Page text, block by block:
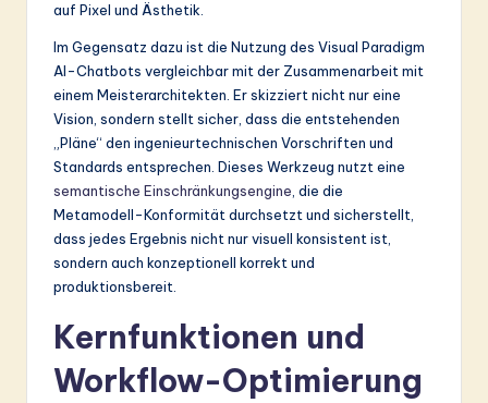
auf Pixel und Ästhetik.
Im Gegensatz dazu ist die Nutzung des Visual Paradigm
AI-Chatbots vergleichbar mit der Zusammenarbeit mit
einem Meisterarchitekten. Er skizziert nicht nur eine
Vision, sondern stellt sicher, dass die entstehenden
„Pläne“ den ingenieurtechnischen Vorschriften und
Standards entsprechen. Dieses Werkzeug nutzt eine
semantische Einschränkungsengine, die die
Metamodell-Konformität durchsetzt und sicherstellt,
dass jedes Ergebnis nicht nur visuell konsistent ist,
sondern auch konzeptionell korrekt und
produktionsbereit.
Kernfunktionen und
Workflow-Optimierung